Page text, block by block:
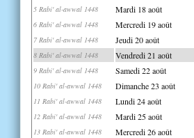
5 Rabi' al-awwal 1448 Mardi 18 août
6 Rabi' al-awwal 1448 Mercredi 19 août
7 Rabi' al-awwal 1448 Jeudi 20 août
8 Rabi' al-awwal 1448 Vendredi 21 août
9 Rabi' al-awwal 1448 Samedi 22 août
10 Rabi' al-awwal 1448 Dimanche 23 août
11 Rabi' al-awwal 1448 Lundi 24 août
12 Rabi' al-awwal 1448 Mardi 25 août
13 Rabi' al-awwal 1448 Mercredi 26 août